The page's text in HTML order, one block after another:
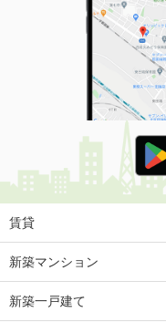
賃貸
新築マンション
新築一戸建て